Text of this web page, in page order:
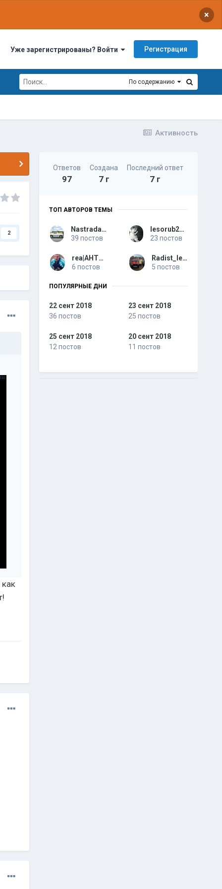
×
Уже зарегистрированы? Войти Регистрация
По содержанию
Активность
2
Ответов
97
Создана
7 г
Последний ответ
7 г
ТОП АВТОРОВ ТЕМЫ
Nastradamus
39 постов
lesorub23rus
23 постов
rea|AHTOXA
6 постов
Radist_leha
5 постов
ПОПУЛЯРНЫЕ ДНИ
22 сент 2018
36 постов
23 сент 2018
25 постов
25 сент 2018
12 постов
20 сент 2018
11 постов